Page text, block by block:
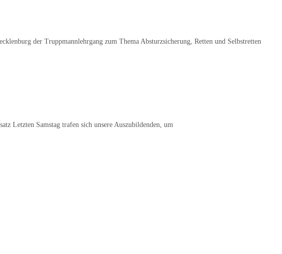
der Truppmannlehrgang zum Thema Absturzsicherung, Retten und Selbstretten
Letzten Samstag trafen sich unsere Auszubildenden, um